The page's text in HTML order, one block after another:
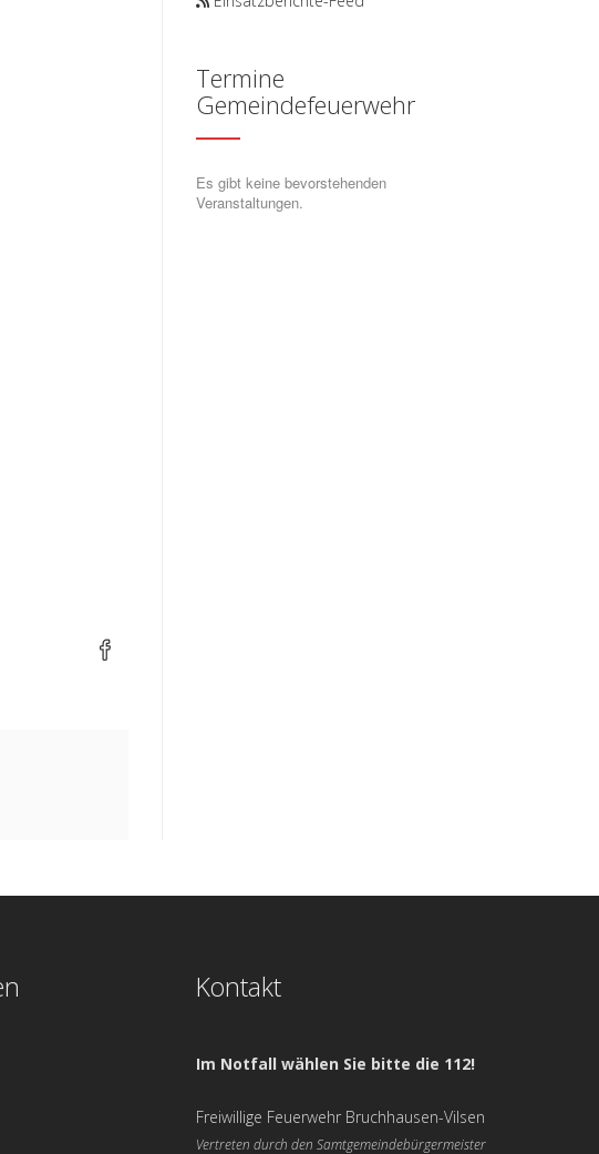
Termine
Gemeindefeuerwehr
Es gibt keine bevorstehenden
Veranstaltungen.
Kontakt
Im Notfall wählen Sie bitte die 112!
Freiwillige Feuerwehr Bruchhausen-Vilsen
Vertreten durch den Samtgemeindebürgermeister